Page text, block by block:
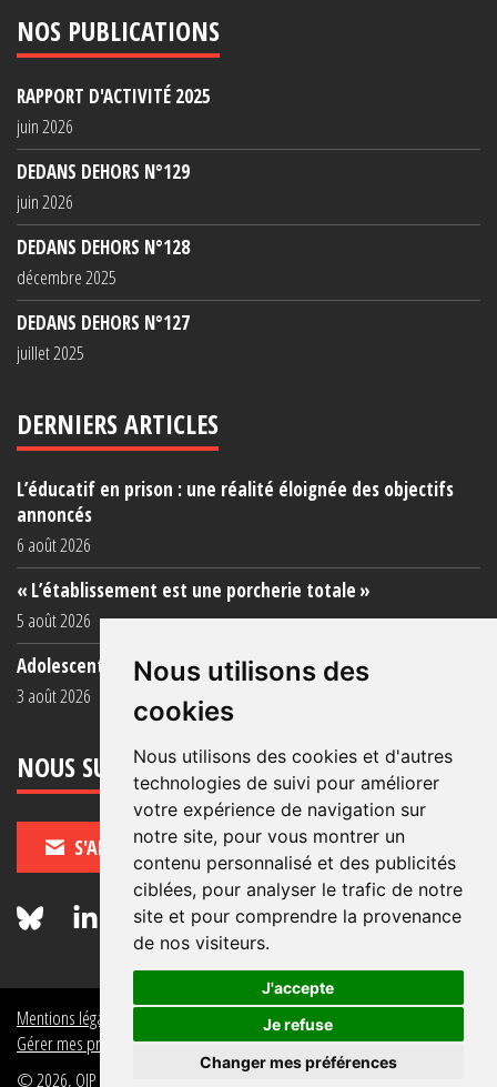
Nous utilisons des
cookies
Nous utilisons des cookies et d'autres
technologies de suivi pour améliorer
votre expérience de navigation sur
notre site, pour vous montrer un
contenu personnalisé et des publicités
ciblées, pour analyser le trafic de notre
site et pour comprendre la provenance
de nos visiteurs.
J'accepte
Je refuse
Changer mes préférences
NOS PUBLICATIONS
RAPPORT D'ACTIVITÉ 2025
juin 2026
DEDANS DEHORS N°129
juin 2026
DEDANS DEHORS N°128
décembre 2025
DEDANS DEHORS N°127
juillet 2025
DERNIERS ARTICLES
L’éducatif en prison : une réalité éloignée des objectifs
annoncés
6 août 2026
« L’établissement est une porcherie totale »
5 août 2026
Adolescent·es incarcéré·es : une faillite collective
3 août 2026
NOUS SUIVRE
S'ABONNER
Mentions légales
Politique de données personnelles
Gérer mes préférences de données personnelles
© 2026, OIP Section FR